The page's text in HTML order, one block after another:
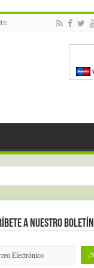
a nuestro Boletín